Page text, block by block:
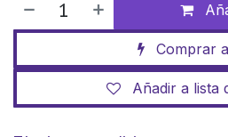
Comprar
Añadir a lista